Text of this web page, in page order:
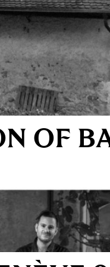
OF